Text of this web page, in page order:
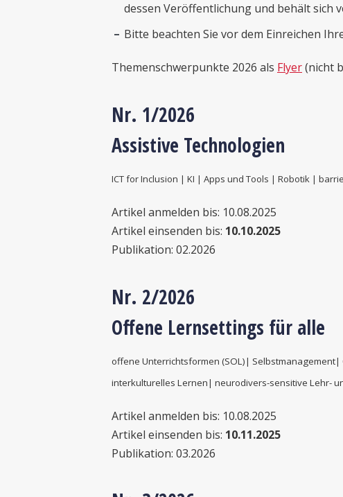
dessen Veröffentlichung und behält sich
Bitte beachten Sie vor dem Einreichen
Themenschwerpunkte 2026 als Flyer(nicht
Nr. 1/2026
Assistive Technologien
ICT for Inclusion | KI | Apps und Tools | Robotik |
Artikel anmelden bis: 10.08.2025
Artikel einsenden bis: 10.10.2025
Publikation: 02.2026
Nr. 2/2026
Offene Lernsettings für alle
offene Unterrichtsformen (SOL)|
interkulturelles Lernen| neurodivers-sensitive Lehr-
Artikel anmelden bis: 10.08.2025
Artikel einsenden bis: 10.11.2025
Publikation: 03.2026